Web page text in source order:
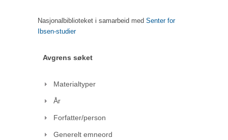
Nasjonalbiblioteket i samarbeid med Senter for
Ibsen-studier
Avgrens søket
Materialtyper
År
Forfatter/person
Generelt emneord